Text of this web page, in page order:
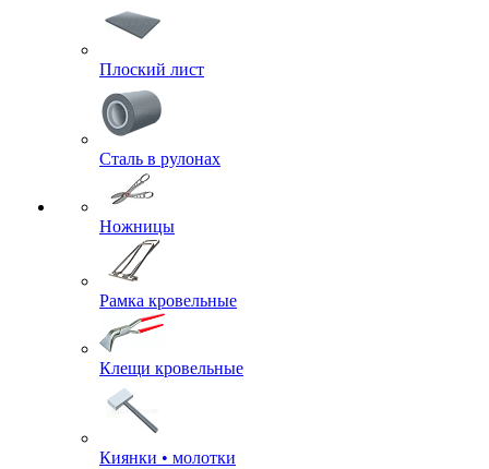
Плоский лист
Сталь в рулонах
Ножницы
Рамка кровельные
Клещи кровельные
Киянки • молотки